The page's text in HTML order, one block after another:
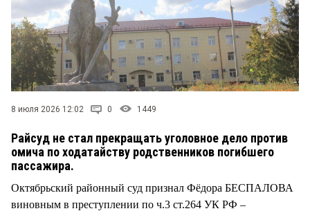
8 июля 2026 12:02 0 1449
Райсуд не стал прекращать уголовное дело против
омича по ходатайству родственников погибшего
пассажира.
Октябрьский районный суд признал Фёдора БЕСПАЛОВА
виновным в преступлении по ч.3 ст.264 УК РФ –